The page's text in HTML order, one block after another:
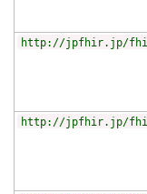
http://jpfhir.jp/fhir/
http://jpfhir.jp/fhir/